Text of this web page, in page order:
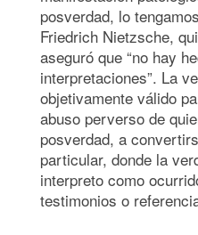
posverdad, lo
Friedrich Nietzsche,
aseguró que “no hay
interpretaciones”. La
objetivamente válido
abuso perverso de
posverdad, a
particular, donde la
interpreto como
testimonios o